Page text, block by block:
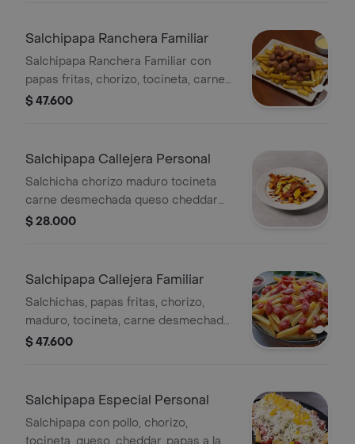
Salchipapa Ranchera Familiar
Salchipapa Ranchera Familiar con
papas fritas, chorizo, tocineta, carne
desmechada, maíz, queso cheddar y
$ 47.600
Salchipapa Callejera Personal
Salchicha chorizo maduro tocineta
carne desmechada queso cheddar
papa francesa o criolla salsas.
$ 28.000
Salchipapa Callejera Familiar
Salchichas, papas fritas, chorizo,
maduro, tocineta, carne desmechada,
queso cheddar y salsas.
$ 47.600
Salchipapa Especial Personal
Salchipapa con pollo, chorizo,